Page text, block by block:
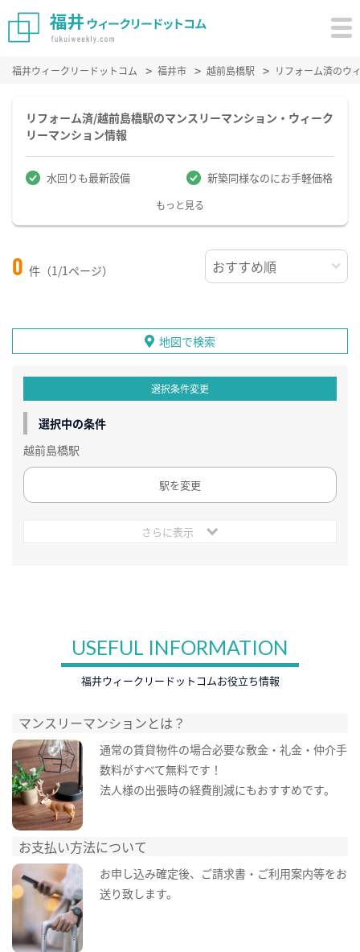
福井ウィークリードットコム 福井市 越前島橋駅 リフォーム済のウ
リフォーム済/越前島橋駅のマンスリーマンション・ウィーク
リーマンション情報
水回りも最新設備 新築同様なのにお手軽価格
もっと見る
0 件（1/1ページ）
地図で検索
選択条件変更
選択中の条件
越前島橋駅
駅を変更
さらに表示
USEFUL INFORMATION
福井ウィークリードットコムお役立ち情報
マンスリーマンションとは？
通常の賃貸物件の場合必要な敷金・礼金・仲介手
数料がすべて無料です！
法人様の出張時の経費削減にもおすすめです。
お支払い方法について
お申し込み確定後、ご請求書・ご利用案内等をお
送り致します。